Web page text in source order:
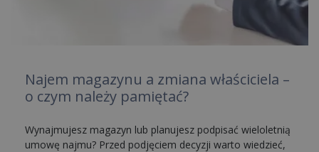
Najem magazynu a zmiana właściciela –
o czym należy pamiętać?
Wynajmujesz magazyn lub planujesz podpisać wieloletnią
umowę najmu? Przed podjęciem decyzji warto wiedzieć,